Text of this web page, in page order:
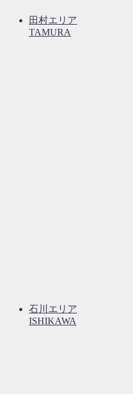
田村エリア
TAMURA
石川エリア
ISHIKAWA